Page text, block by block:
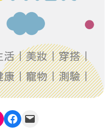
Facebook Mail